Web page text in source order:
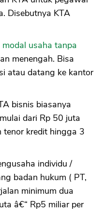
Disebutnya KTA
usaha tanpa
menengah. Bisa
atau datang ke kantor
bisnis biasanya
dari Rp 50 juta
kredit hingga 3
individu /
badan hukum ( PT,
minimum dua
â€“ Rp5 miliar per